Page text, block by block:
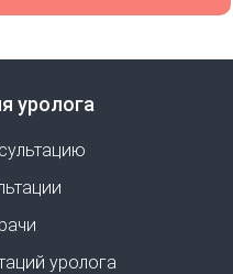
уролога
уролога